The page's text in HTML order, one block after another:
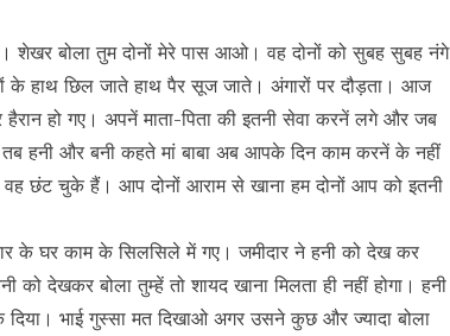
बोला तुम दोनों मेरे पास आओ। वह दोनों को सुबह सुबह नंगे
के हाथ छिल जाते हाथ पैर सूज जाते। अंगारों पर दौड़ता। आज
हो गए। अपनें माता-पिता की इतनी सेवा करनें लगे और जब
हनी और बनी कहते मां बाबा अब आपके दिन काम करनें के नहीं
छंट चुके हैं। आप दोनों आराम से खाना हम दोनों आप को इतनी
के घर काम के सिलसिले में गए। जमीदार ने हनी को देख कर
देखकर बोला तुम्हें तो शायद खाना मिलता ही नहीं होगा। हनी
भाई गुस्सा मत दिखाओ अगर उसने कुछ और ज्यादा बोला